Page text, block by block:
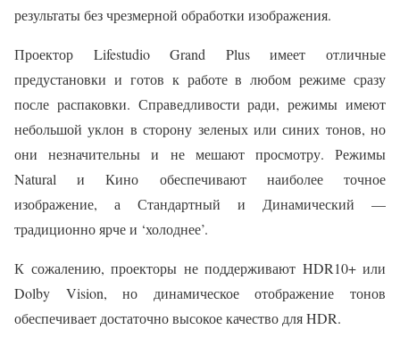
результаты без чрезмерной обработки изображения.
Проектор Lifestudio Grand Plus имеет отличные
предустановки и готов к работе в любом режиме сразу
после распаковки. Справедливости ради, режимы имеют
небольшой уклон в сторону зеленых или синих тонов, но
они незначительны и не мешают просмотру. Режимы
Natural и Кино обеспечивают наиболее точное
изображение, а Стандартный и Динамический —
традиционно ярче и ‘холоднее’.
К сожалению, проекторы не поддерживают HDR10+ или
Dolby Vision, но динамическое отображение тонов
обеспечивает достаточно высокое качество для HDR.